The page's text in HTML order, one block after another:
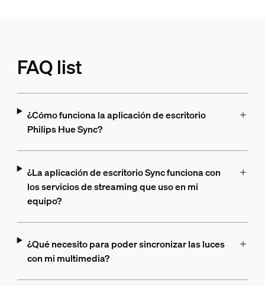
FAQ list
¿Cómo funciona la aplicación de escritorio
Philips Hue Sync?
¿La aplicación de escritorio Sync funciona con
los servicios de streaming que uso en mi
equipo?
¿Qué necesito para poder sincronizar las luces
con mi multimedia?